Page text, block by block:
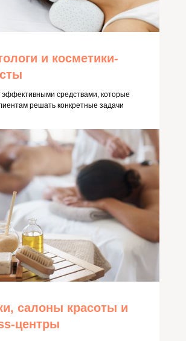
и косметики-
эффективными средствами, которые
решать конкретные задачи
салоны красоты и
центры